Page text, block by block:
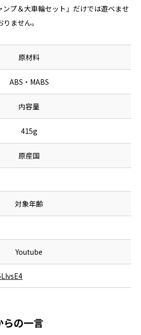
プ＆大車輪セット」だけでは遊べませ
ません。
原材料
ABS・MABS
内容量
415g
原産国
対象年齢
Youtube
らの一言